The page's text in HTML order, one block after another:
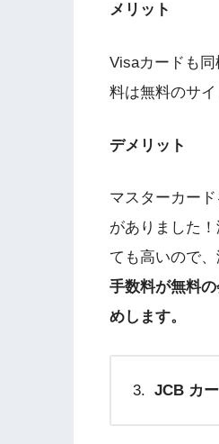
メリット
Visaカードも
料は無料のサイ
デメリット
マスターカー
がありました
ても高いので
手数料が無料
めします。
JCB カ